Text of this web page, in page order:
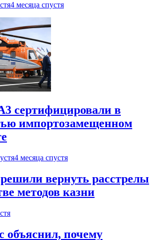
4 месяца спустя
сертифицировали в
импортозамещенном
4 месяца спустя
вернуть расстрелы
методов казни
объяснил, почему